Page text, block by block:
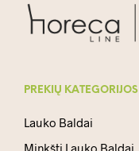
PREKIŲ KATEGORIJOS
Lauko Baldai